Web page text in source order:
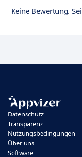
Keine Bewertung.
Datenschutz
Transparenz
Nutzungsbedingungen
Über uns
Software